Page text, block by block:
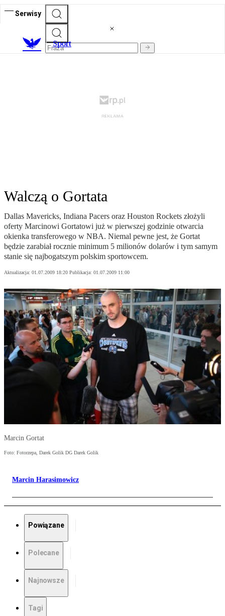
Serwisy
Sport
Walczą o Gortata
Dallas Mavericks, Indiana Pacers oraz Houston Rockets złożyli
oferty Marcinowi Gortatowi już w pierwszej godzinie otwarcia
okienka transferowego w NBA. Niemal pewne jest, że Gortat
będzie zarabiał rocznie minimum 5 milionów dolarów i tym samym
stanie się najbogatszym polskim sportowcem.
Aktualizacja: 01.07.2009 18:20 Publikacja: 01.07.2009 11:00
Marcin Gortat
Foto: Fotorzepa, Darek Golik DG Darek Golik
Marcin Harasimowicz
Powiązane
Polecane
Najnowsze
Tagi